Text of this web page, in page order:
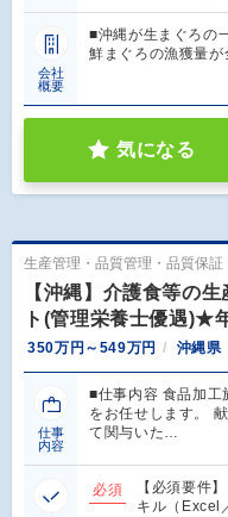
会社
概要
■沖縄が生まぐろの
鮮まぐろの漁獲量
気になる
生産管理・品質管理・品質保証
【沖縄】介護食等の
ト(管理栄養士優遇)★
350万円～549万円 沖縄県
仕事
内容
■仕事内容 食品加工
をお任せします。
て関与いた…
必須
【必須要件
キル（Excel